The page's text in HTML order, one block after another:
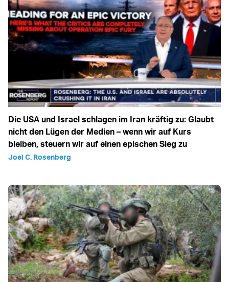
Die USA und Israel schlagen im Iran kräftig zu: Glaubt
nicht den Lügen der Medien – wenn wir auf Kurs
bleiben, steuern wir auf einen epischen Sieg zu
Joel C. Rosenberg